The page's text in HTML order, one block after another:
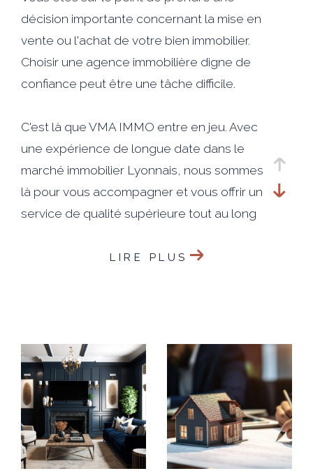
décision importante concernant la mise en
vente ou l'achat de votre bien immobilier.
Choisir une agence immobilière digne de
confiance peut être une tâche difficile.
C'est là que VMA IMMO entre en jeu. Avec
une expérience de longue date dans le
marché immobilier Lyonnais, nous sommes
là pour vous accompagner et vous offrir un
service de qualité supérieure tout au long
relâche pour vous aider à atteindre vos
objectifs et réaliser votre projet de vente
de manière efficace.
En faisant appel à notre agence, vous
bénéficierez d'une visibilité exceptionnelle
LIRE PLUS